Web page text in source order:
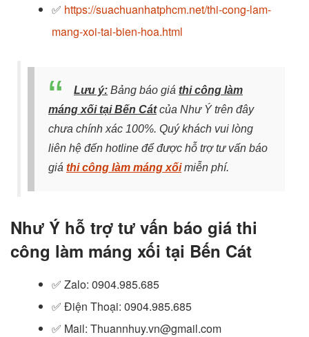
✅ https://suachuanhatphcm.net/thi-cong-lam-
mang-xoi-tai-bien-hoa.html
Lưu ý: Bảng báo giá thi công làm
máng xối tại Bến Cátcủa Như Ý trên đây
chưa chính xác 100%. Quý khách vui lòng
liên hệ đến hotline để được hỗ trợ tư vấn báo
giá thi công làm máng xốimiễn phí.
Như Ý hỗ trợ tư vấn báo giá thi
công làm máng xối tại Bến Cát
✅ Zalo: 0904.985.685
✅ Điện Thoại: 0904.985.685
✅ Mail: Thuannhuy.vn@gmail.com